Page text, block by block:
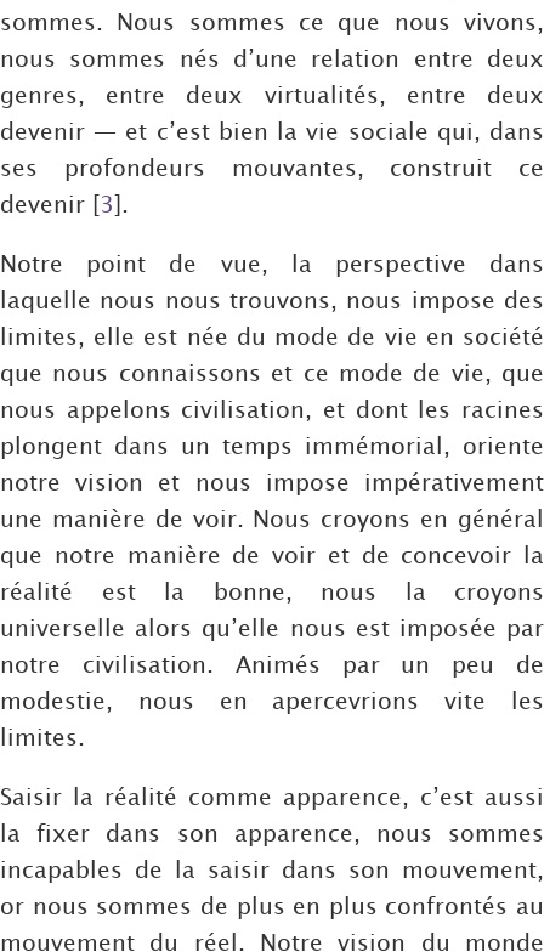
sommes. Nous sommes ce que nous vivons,
nous sommes nés d’une relation entre deux
genres, entre deux virtualités, entre deux
devenir — et c’est bien la vie sociale qui, dans
ses profondeurs mouvantes, construit ce
devenir [3].
Notre point de vue, la perspective dans
laquelle nous nous trouvons, nous impose des
limites, elle est née du mode de vie en société
que nous connaissons et ce mode de vie, que
nous appelons civilisation, et dont les racines
plongent dans un temps immémorial, oriente
notre vision et nous impose impérativement
une manière de voir. Nous croyons en général
que notre manière de voir et de concevoir la
réalité est la bonne, nous la croyons
universelle alors qu’elle nous est imposée par
notre civilisation. Animés par un peu de
modestie, nous en apercevrions vite les
limites.
Saisir la réalité comme apparence, c’est aussi
la fixer dans son apparence, nous sommes
incapables de la saisir dans son mouvement,
or nous sommes de plus en plus confrontés au
mouvement du réel. Notre vision du monde